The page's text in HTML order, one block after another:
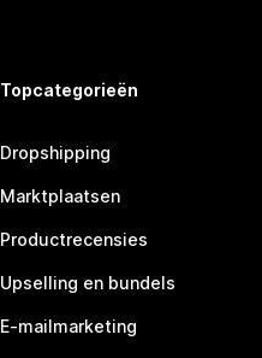
Topcategorieën
Dropshipping
Marktplaatsen
Productrecensies
Upselling en bundels
E-mailmarketing